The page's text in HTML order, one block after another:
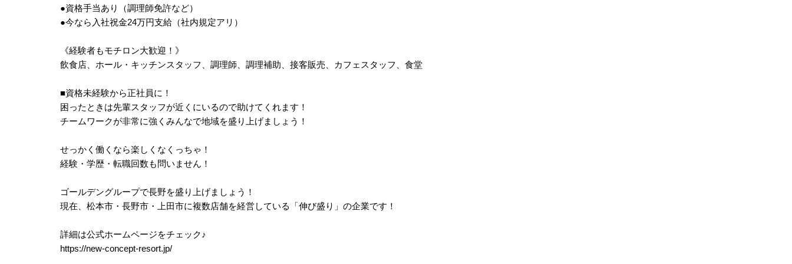
●資格手当あり（調理師免許など）
●今なら入社祝金24万円支給（社内規定アリ）
《経験者もモチロン大歓迎！》
飲食店、ホール・キッチンスタッフ、調理師、調理補助、接客販売、カフェスタッフ、食堂
■資格未経験から正社員に！
困ったときは先輩スタッフが近くにいるので助けてくれます！
チームワークが非常に強くみんなで地域を盛り上げましょう！
せっかく働くなら楽しくなくっちゃ！
経験・学歴・転職回数も問いません！
ゴールデングループで長野を盛り上げましょう！
現在、松本市・長野市・上田市に複数店舗を経営している「伸び盛り」の企業です！
詳細は公式ホームページをチェック♪
https://new-concept-resort.jp/